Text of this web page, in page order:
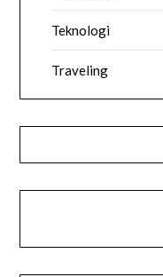
Teknologi
Traveling